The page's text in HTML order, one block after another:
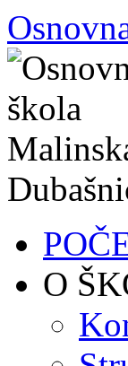
Skoči
do
sadržaja
O